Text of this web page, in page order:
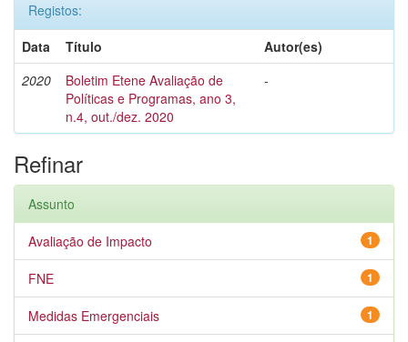
Registos:
Data
Título
Autor(es)
2020
Boletim Etene Avaliação de
Políticas e Programas, ano 3,
n.4, out./dez. 2020
-
Refinar
Assunto
1
Avaliação de Impacto
1
FNE
1
Medidas Emergenciais